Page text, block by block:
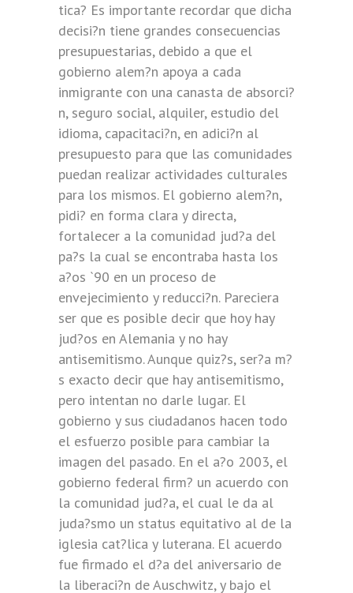
tica? Es importante recordar que dicha
decisi?n tiene grandes consecuencias
presupuestarias, debido a que el
gobierno alem?n apoya a cada
inmigrante con una canasta de absorci?
n, seguro social, alquiler, estudio del
idioma, capacitaci?n, en adici?n al
presupuesto para que las comunidades
puedan realizar actividades culturales
para los mismos. El gobierno alem?n,
pidi? en forma clara y directa,
fortalecer a la comunidad jud?a del
pa?s la cual se encontraba hasta los
a?os `90 en un proceso de
envejecimiento y reducci?n. Pareciera
ser que es posible decir que hoy hay
jud?os en Alemania y no hay
antisemitismo. Aunque quiz?s, ser?a m?
s exacto decir que hay antisemitismo,
pero intentan no darle lugar. El
gobierno y sus ciudadanos hacen todo
el esfuerzo posible para cambiar la
imagen del pasado. En el a?o 2003, el
gobierno federal firm? un acuerdo con
la comunidad jud?a, el cual le da al
juda?smo un status equitativo al de la
iglesia cat?lica y luterana. El acuerdo
fue firmado el d?a del aniversario de
la liberaci?n de Auschwitz, y bajo el